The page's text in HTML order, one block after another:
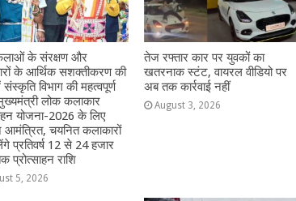
के संरक्षण और
के आर्थिक सशक्तीकरण की
संस्कृति विभाग की महत्वपूर्ण
लोक कलाकार
योजना-2026 के लिए
चयनित कलाकारों
प्रतिवर्ष 12 से 24 हजार
प्रोत्साहन राशि
5, 2026
तेज रफ्तार कार पर युवकों का
खतरनाक स्टंट, वायरल वीडियो पर
अब तक कार्रवाई नहीं
August 3, 2026